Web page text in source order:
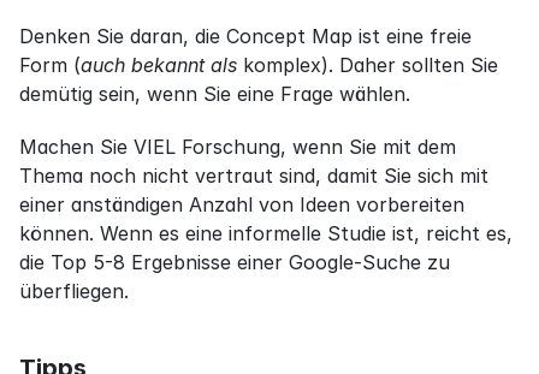
Denken Sie daran, die Concept Map ist eine freie
Form (auch bekannt als komplex). Daher sollten Sie
demütig sein, wenn Sie eine Frage wählen.
Machen Sie VIEL Forschung, wenn Sie mit dem
Thema noch nicht vertraut sind, damit Sie sich mit
einer anständigen Anzahl von Ideen vorbereiten
können. Wenn es eine informelle Studie ist, reicht es,
die Top 5-8 Ergebnisse einer Google-Suche zu
überfliegen.
Tipps